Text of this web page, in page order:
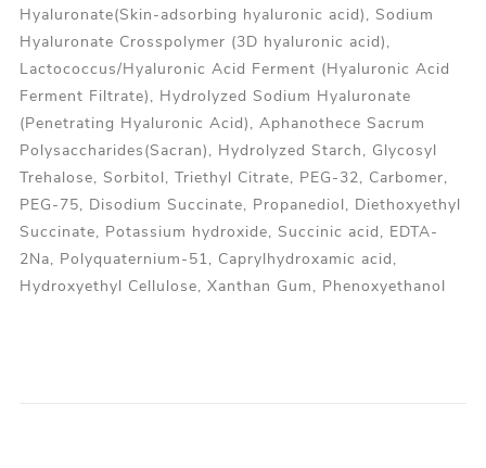
Hyaluronate(Skin-adsorbing hyaluronic acid), Sodium
Hyaluronate Crosspolymer (3D hyaluronic acid),
Lactococcus/Hyaluronic Acid Ferment (Hyaluronic Acid
Ferment Filtrate), Hydrolyzed Sodium Hyaluronate
(Penetrating Hyaluronic Acid), Aphanothece Sacrum
Polysaccharides(Sacran), Hydrolyzed Starch, Glycosyl
Trehalose, Sorbitol, Triethyl Citrate, PEG-32, Carbomer,
PEG-75, Disodium Succinate, Propanediol, Diethoxyethyl
Succinate, Potassium hydroxide, Succinic acid, EDTA-
2Na, Polyquaternium-51, Caprylhydroxamic acid,
Hydroxyethyl Cellulose, Xanthan Gum, Phenoxyethanol